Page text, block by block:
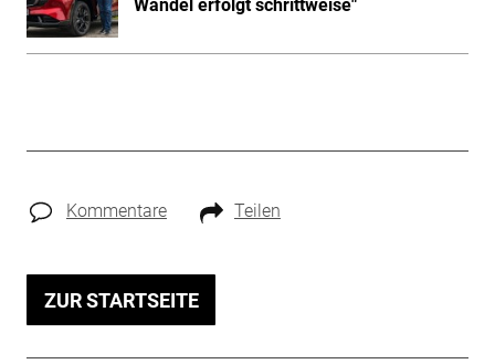
Wandel erfolgt schrittweise"
Kommentare Teilen
ZUR STARTSEITE